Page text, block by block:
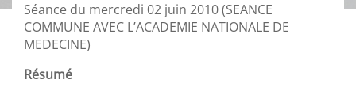
Séance du mercredi 02 juin 2010 (SEANCE
COMMUNE AVEC L’ACADEMIE NATIONALE DE
MEDECINE)
Résumé